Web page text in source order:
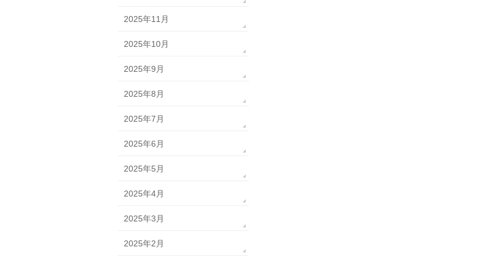
2025年11月
2025年10月
2025年9月
2025年8月
2025年7月
2025年6月
2025年5月
2025年4月
2025年3月
2025年2月